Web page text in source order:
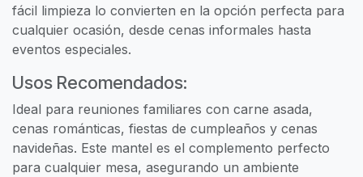
fácil limpieza lo convierten en la opción perfecta para
cualquier ocasión, desde cenas informales hasta
eventos especiales.
Usos Recomendados:
Ideal para reuniones familiares con carne asada,
cenas románticas, fiestas de cumpleaños y cenas
navideñas. Este mantel es el complemento perfecto
para cualquier mesa, asegurando un ambiente